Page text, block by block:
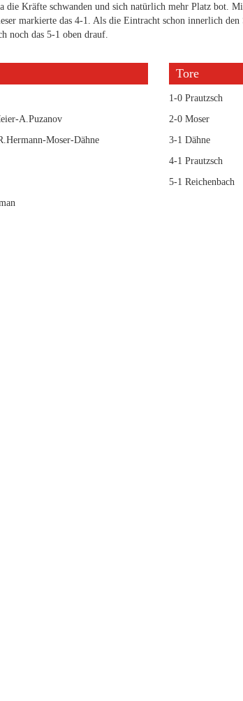
die Kräfte schwanden und sich natürlich mehr Platz bot.
markierte das 4-1. Als die Eintracht schon innerlich
noch das 5-1 oben drauf.
A.Puzanov
Moser-Dähne
Tore
1-0 Prautzsch
2-0 Moser
3-1 Dähne
4-1 Prautzsch
5-1 Reichenbach